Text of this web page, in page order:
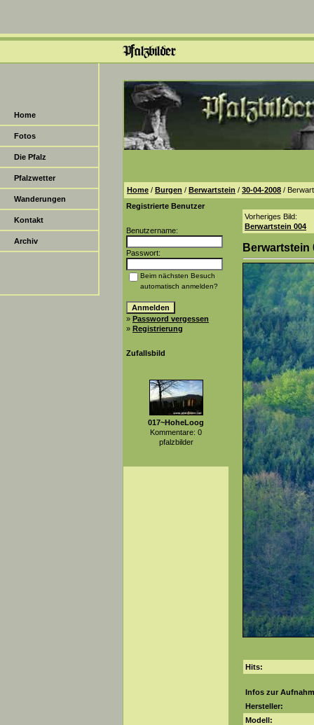
Home
Fotos
Die Pfalz
Pfalzwetter
Wanderungen
Kontakt
Archiv
Home / Burgen / Berwartstein / 30-04-2008 /
Registrierte Benutzer
Benutzername:
Passwort:
Beim nächsten Besuch
automatisch anmelden?
» Password vergessen
» Registrierung
Zufallsbild
017~HoheLoog
Kommentare: 0
pfalzbilder
Vorheriges Bild:
Berwartstein 004
Berwartstein
Hits:
Infos zur
Hersteller:
Modell: